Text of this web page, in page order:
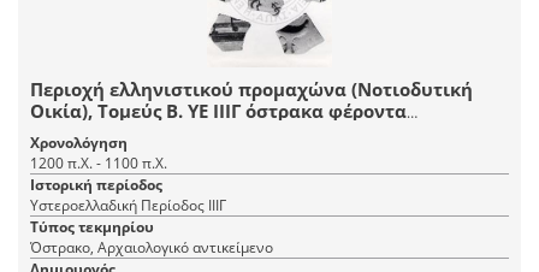
Περιοχή ελληνιστικού προμαχώνα (Νοτιοδυτική
Οικία), Τομεύς Β. ΥΕ ΙΙΙΓ όστρακα φέροντα
εικονιστικάς παραστάσεις.
Χρονολόγηση
1200 π.Χ. - 1100 π.Χ.
Ιστορική περίοδος
Υστεροελλαδική Περίοδος ΙΙΙΓ
Τύπος τεκμηρίου
Όστρακο, Αρχαιολογικό αντικείμενο